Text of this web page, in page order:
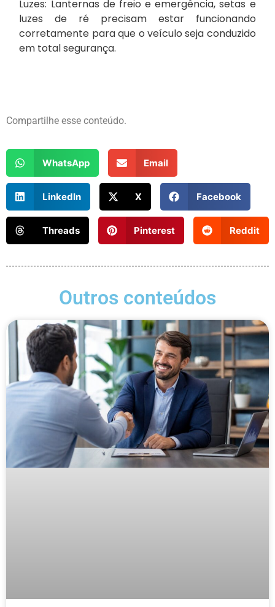
Luzes: Lanternas de freio e emergência, setas e
luzes de ré precisam estar funcionando
corretamente para que o veículo seja conduzido
em total segurança.
Compartilhe esse conteúdo.
WhatsApp Email
LinkedIn X Facebook
Threads Pinterest Reddit
Outros conteúdos